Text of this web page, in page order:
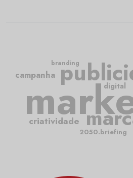
criatividade
campanha
digital
2050.briefing
branding